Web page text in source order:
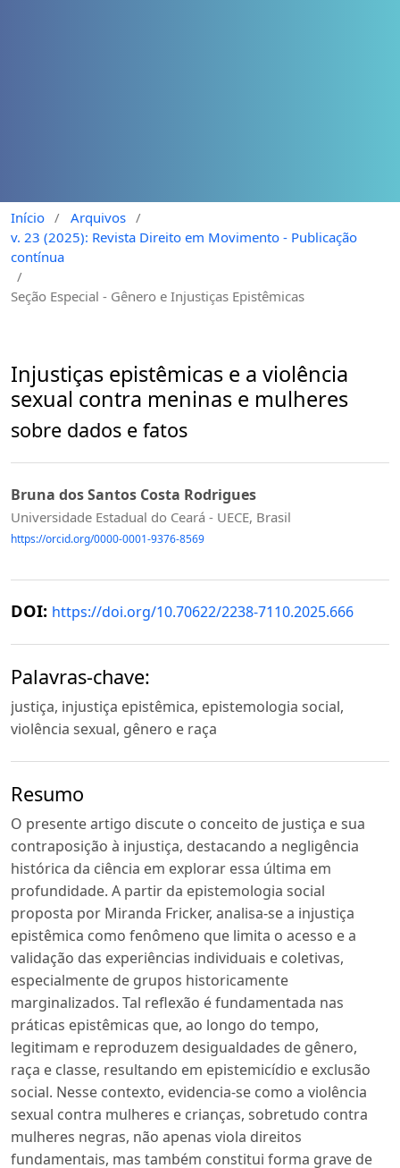
Início / Arquivos /
v. 23 (2025): Revista Direito em Movimento - Publicação
contínua
/
Seção Especial - Gênero e Injustiças Epistêmicas
Injustiças epistêmicas e a violência
sexual contra meninas e mulheres
sobre dados e fatos
Bruna dos Santos Costa Rodrigues
Universidade Estadual do Ceará - UECE, Brasil
https://orcid.org/0000-0001-9376-8569
DOI: https://doi.org/10.70622/2238-7110.2025.666
Palavras-chave:
justiça, injustiça epistêmica, epistemologia social,
violência sexual, gênero e raça
Resumo
O presente artigo discute o conceito de justiça e sua
contraposição à injustiça, destacando a negligência
histórica da ciência em explorar essa última em
profundidade. A partir da epistemologia social
proposta por Miranda Fricker, analisa-se a injustiça
epistêmica como fenômeno que limita o acesso e a
validação das experiências individuais e coletivas,
especialmente de grupos historicamente
marginalizados. Tal reflexão é fundamentada nas
práticas epistêmicas que, ao longo do tempo,
legitimam e reproduzem desigualdades de gênero,
raça e classe, resultando em epistemicídio e exclusão
social. Nesse contexto, evidencia-se como a violência
sexual contra mulheres e crianças, sobretudo contra
mulheres negras, não apenas viola direitos
fundamentais, mas também constitui forma grave de